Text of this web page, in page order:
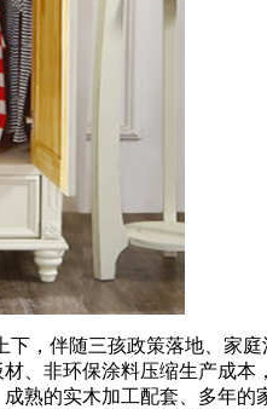
，伴随三孩政策落地、家
、非环保涂料压缩生产成本
熟的实木加工配套、多年